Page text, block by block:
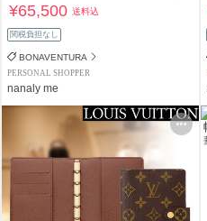
¥65,500送料込
関税負担なし
BONAVENTURA
PERSONAL SHOPPER
nanaly me